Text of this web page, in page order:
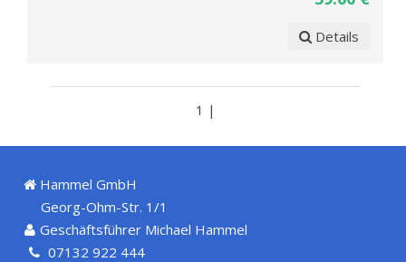
Details
1 |
Hammel GmbH
Georg-Ohm-Str. 1/1
Geschäftsführer Michael Hammel
07132 922 444